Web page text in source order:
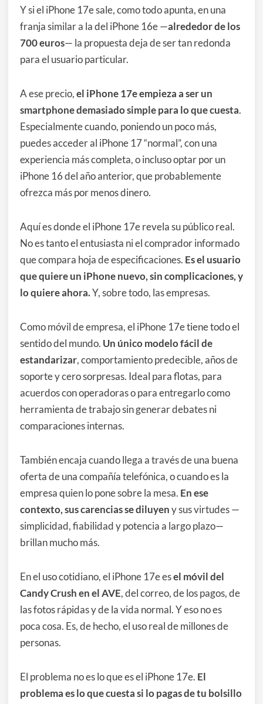
Y si el iPhone 17e sale, como todo apunta, en una
franja similar a la del iPhone 16e —alrededor de los
700 euros— la propuesta deja de ser tan redonda
para el usuario particular.
A ese precio,el iPhone 17e empieza a ser un
smartphone demasiado simple para lo que cuesta.
Especialmente cuando, poniendo un poco más,
puedes acceder al iPhone 17 “normal”, con una
experiencia más completa, o incluso optar por un
iPhone 16 del año anterior, que probablemente
ofrezca más por menos dinero.
Aquí es donde el iPhone 17e revela su público real.
No es tanto el entusiasta ni el comprador informado
que compara hoja de especificaciones. Es el usuario
que quiere un iPhone nuevo, sin complicaciones, y
lo quiere ahora.Y, sobre todo, las empresas.
Como móvil de empresa, el iPhone 17e tiene todo el
sentido del mundo. Un único modelo fácil de
estandarizar, comportamiento predecible, años de
soporte y cero sorpresas. Ideal para flotas, para
acuerdos con operadoras o para entregarlo como
herramienta de trabajo sin generar debates ni
comparaciones internas.
También encaja cuando llega a través de una buena
oferta de una compañía telefónica, o cuando es la
empresa quien lo pone sobre la mesa. En ese
contexto, sus carencias se diluyeny sus virtudes —
simplicidad, fiabilidad y potencia a largo plazo—
brillan mucho más.
En el uso cotidiano, el iPhone 17e esel móvil del
Candy Crush en el AVE, del correo, de los pagos, de
las fotos rápidas y de la vida normal. Y eso no es
poca cosa. Es, de hecho, el uso real de millones de
personas.
El problema no es lo que es el iPhone 17e. El
problema es lo que cuesta si lo pagas de tu bolsillo